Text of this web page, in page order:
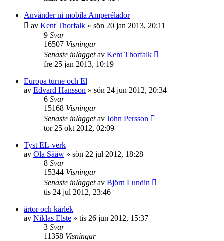
Använder ni mobila Amperélådor
av Kent Thorfalk » sön 20 jan 2013, 20:11
9 Svar
16507 Visningar
Senaste inläggetav Kent Thorfalk
fre 25 jan 2013, 10:19
Europa turne och El
av Edvard Hansson » sön 24 jun 2012, 20:34
6 Svar
15168 Visningar
Senaste inläggetav John Persson
tor 25 okt 2012, 02:09
Tyst EL-verk
av Ola Sääw » sön 22 jul 2012, 18:28
8 Svar
15344 Visningar
Senaste inläggetav Björn Lundin
tis 24 jul 2012, 23:46
ärtor och kärlek
av Niklas Elste » tis 26 jun 2012, 15:37
3 Svar
11358 Visningar